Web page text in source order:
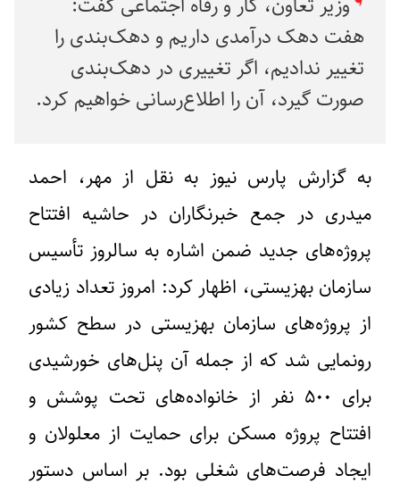
هفت دهک درآمدی داریم و دهک‌بندی را
تغییر ندادیم، اگر تغییری در دهک‌بندی
صورت گیرد، آن را اطلاع‌رسانی خواهیم کرد.
به گزارش پارس نیوز به نقل از مهر، احمد
میدری در جمع خبرنگاران در حاشیه افتتاح
پروژه‌های جدید ضمن اشاره به سالروز تأسیس
سازمان بهزیستی، اظهار کرد: امروز تعداد زیادی
از پروژه‌های سازمان بهزیستی در سطح کشور
رونمایی شد که از جمله آن پنل‌های خورشیدی
برای ۵۰۰ نفر از خانواده‌های تحت پوشش و
افتتاح پروژه مسکن برای حمایت از معلولان و
ایجاد فرصت‌های شغلی بود. بر اساس دستور